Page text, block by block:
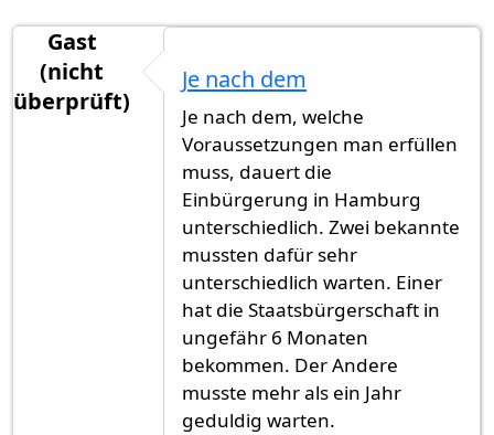
Gast
(nicht
überprüft)
Je nach dem
Je nach dem, welche
Voraussetzungen man erfüllen
muss, dauert die
Einbürgerung in Hamburg
unterschiedlich. Zwei bekannte
mussten dafür sehr
unterschiedlich warten. Einer
hat die Staatsbürgerschaft in
ungefähr 6 Monaten
bekommen. Der Andere
musste mehr als ein Jahr
geduldig warten.